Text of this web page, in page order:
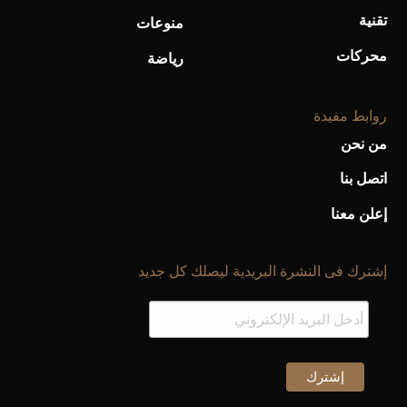
تقنية
محركات
منوعات
رياضة
روابط مفيدة
من نحن
اتصل بنا
إعلن معنا
إشترك فى النشرة البريدية ليصلك كل جديد